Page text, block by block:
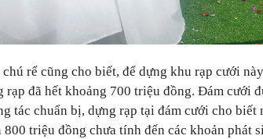
rể cũng cho biết, để dựng khu rạp cưới
đã hết khoảng 700 triệu đồng. Đám cưới
tác chuẩn bị, dựng rạp tại đám cưới cho biết
triệu đồng chưa tính đến các khoản phát